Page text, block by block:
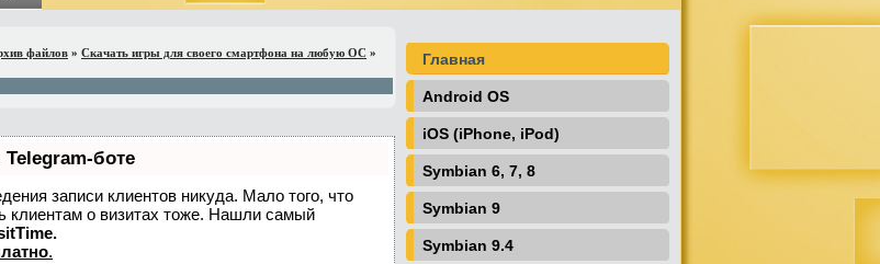
файлов » Скачать игры для своего смартфона на любую ОС »
боте
записи клиентов никуда. Мало того, что
клиентам о визитах тоже. Нашли самый
.
Главная
Android OS
iOS (iPhone, iPod)
Symbian 6, 7, 8
Symbian 9
Symbian 9.4